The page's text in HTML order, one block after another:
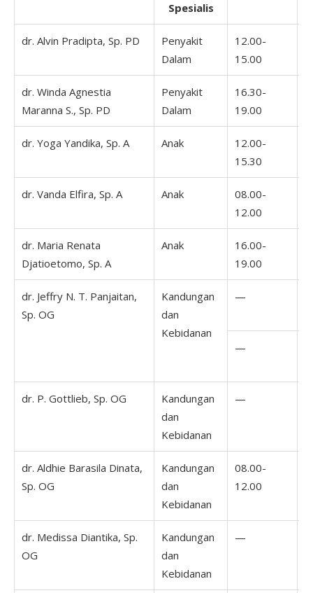
Spesialis
dr. Alvin Pradipta, Sp. PD
Penyakit
Dalam
12.00-
15.00
dr. Winda Agnestia
Maranna S., Sp. PD
Penyakit
Dalam
16.30-
19.00
dr. Yoga Yandika, Sp. A Anak
12.00-
15.30
dr. Vanda Elfira, Sp. A Anak
08.00-
12.00
dr. Maria Renata
Djatioetomo, Sp. A
Anak
16.00-
19.00
dr. Jeffry N. T. Panjaitan,
Sp. OG
Kandungan
dan
Kebidanan
—
—
dr. P. Gottlieb, Sp. OG
Kandungan
dan
Kebidanan
—
dr. Aldhie Barasila Dinata,
Sp. OG
Kandungan
dan
Kebidanan
08.00-
12.00
dr. Medissa Diantika, Sp.
OG
Kandungan
dan
Kebidanan
—